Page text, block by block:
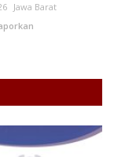
Jawa Barat